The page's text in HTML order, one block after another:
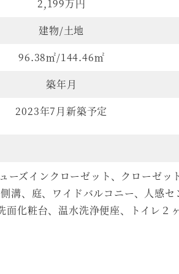
2,199万円
建物/土地
96.38㎡/144.46㎡
築年月
2023年7月新築予定
ーズインクローゼット、クローゼッ
溝、庭、ワイドバルコニー、人感
面化粧台、温水洗浄便座、トイレ２